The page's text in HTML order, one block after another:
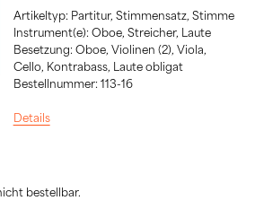
Artikeltyp: Partitur, Stimmensatz, Stimme
Instrument(e): Oboe, Streicher, Laute
Besetzung: Oboe, Violinen (2), Viola,
Cello, Kontrabass, Laute obligat
Bestellnummer: 113-16
Details
bestellbar.